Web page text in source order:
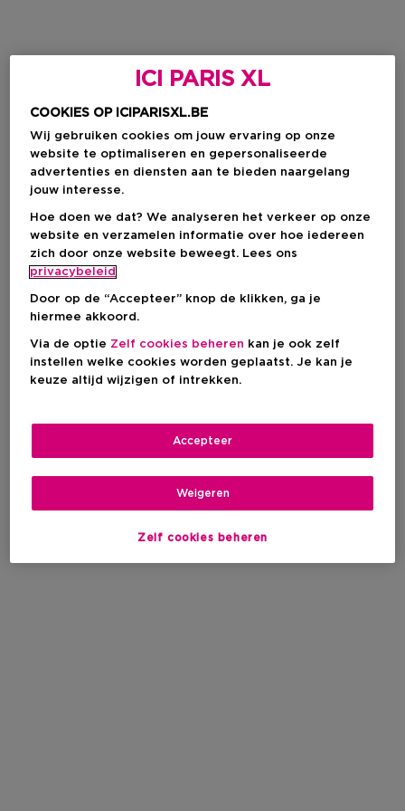
ICI PARIS XL
COOKIES OP ICIPARISXL.BE
Wij gebruiken cookies om jouw ervaring op onze
website te optimaliseren en gepersonaliseerde
advertenties en diensten aan te bieden naargelang
jouw interesse.
Hoe doen we dat? We analyseren het verkeer op onze
website en verzamelen informatie over hoe iedereen
zich door onze website beweegt. Lees ons
privacybeleid
Door op de “Accepteer” knop de klikken, ga je
hiermee akkoord.
Via de optie Zelf cookies beheren kan je ook zelf
instellen welke cookies worden geplaatst. Je kan je
keuze altijd wijzigen of intrekken.
Zelf cookies beheren
Weigeren
Accepteer